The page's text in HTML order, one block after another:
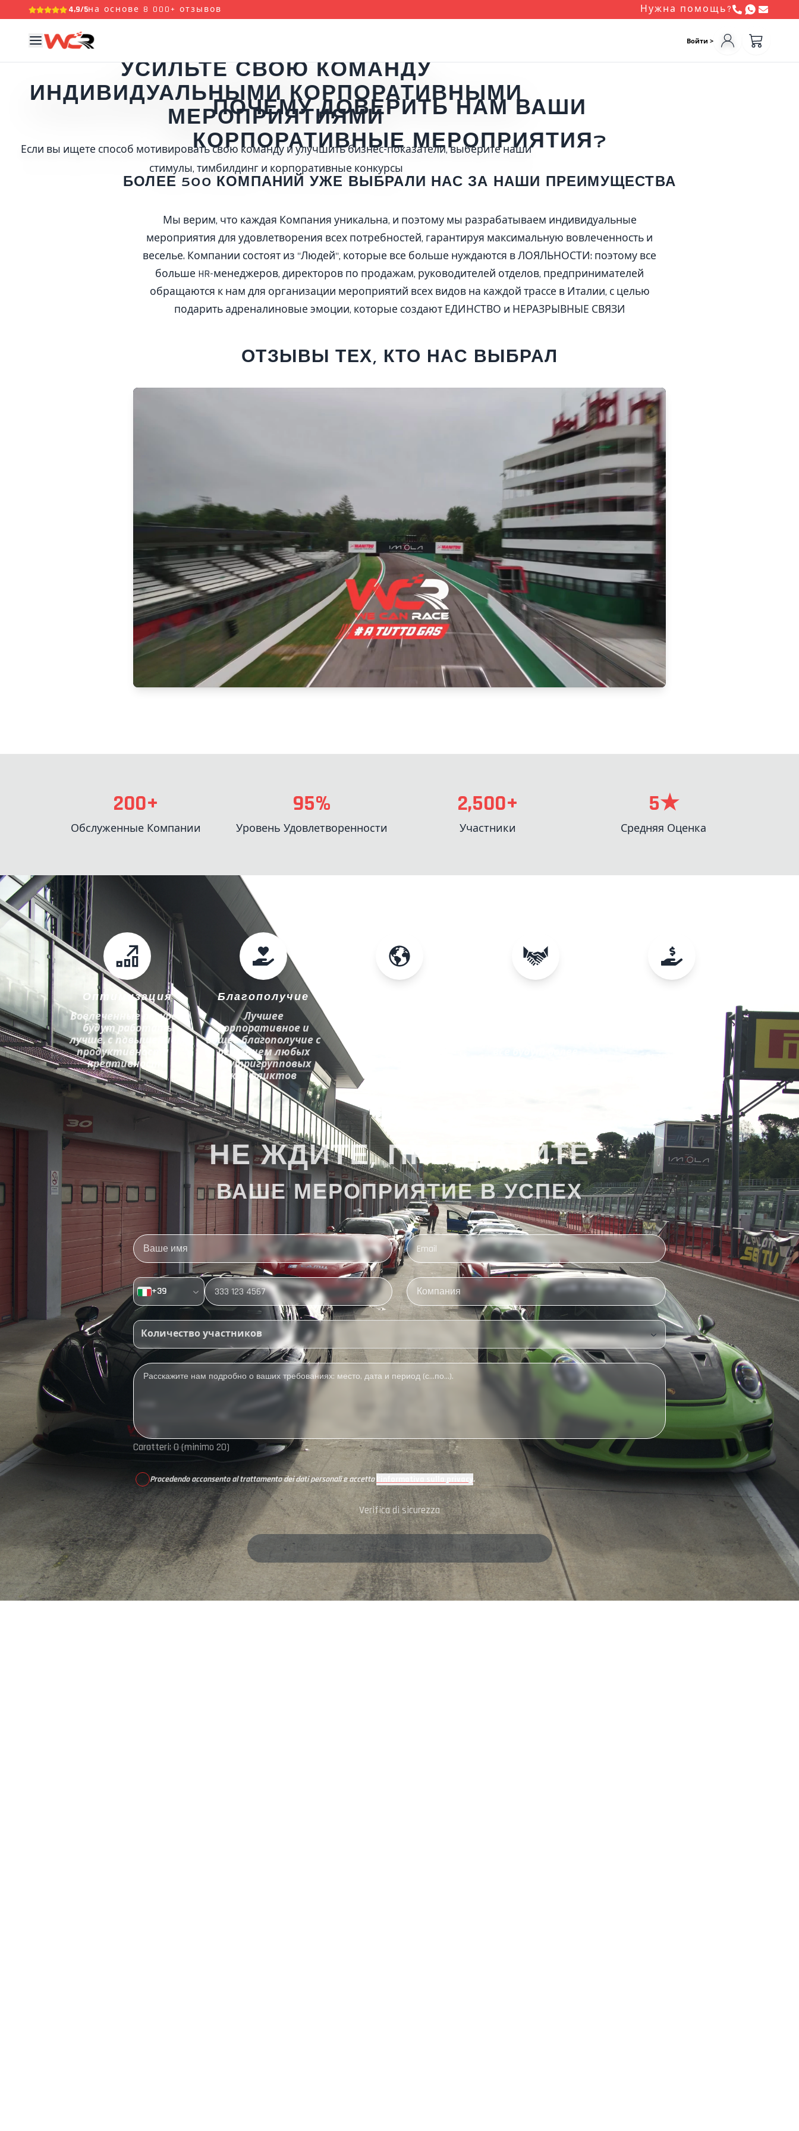
4,9/5на основе 8 000+ отзывов Нужна помощь?
Контакты
Войти >
УСИЛЬТЕ СВОЮ КОМАНДУ
ИНДИВИДУАЛЬНЫМИ КОРПОРАТИВНЫМИ
МЕРОПРИЯТИЯМИ
Если вы ищете способ мотивировать свою команду и улучшить бизнес-показатели, выберите наши
стимулы, тимбилдинг и корпоративные конкурсы
ПОЧЕМУ ДОВЕРИТЬ НАМ ВАШИ
КОРПОРАТИВНЫЕ МЕРОПРИЯТИЯ?
БОЛЕЕ 500 КОМПАНИЙ УЖЕ ВЫБРАЛИ НАС ЗА НАШИ ПРЕИМУЩЕСТВА
Мы верим, что каждая Компания уникальна, и поэтому мы разрабатываем индивидуальные
мероприятия для удовлетворения всех потребностей, гарантируя максимальную вовлеченность и
веселье. Компании состоят из "Людей", которые все больше нуждаются в ЛОЯЛЬНОСТИ: поэтому все
больше HR-менеджеров, директоров по продажам, руководителей отделов, предпринимателей
обращаются к нам для организации мероприятий всех видов на каждой трассе в Италии, с целью
подарить адреналиновые эмоции, которые создают ЕДИНСТВО и НЕРАЗРЫВНЫЕ СВЯЗИ
ОТЗЫВЫ ТЕХ, КТО НАС ВЫБРАЛ
200+
Обслуженные Компании
95%
Уровень Удовлетворенности
2,500+
Участники
5★
Средняя Оценка
Оптимизация
Вовлеченные ресурсы
будут работать
лучше, с повышением
продуктивности и
креативности
Благополучие
Лучшее
корпоративное и
общее благополучие с
решением любых
внутригрупповых
конфликтов
ваших инвестиций!
НЕ ЖДИТЕ, ПРЕВРАТИТЕ
ВАШЕ МЕРОПРИЯТИЕ В УСПЕХ
+39
Количество участников
Caratteri: 0(minimo 20)
Procedendo acconsento al trattamento dei dati personali e accetto .
Verifica di sicurezza
ЗАПРОСИТЬ КОММЕРЧЕСКОЕ ПРЕДЛОЖЕНИЕ